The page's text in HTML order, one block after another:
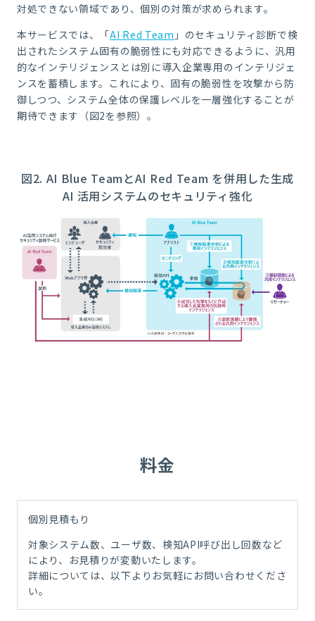
対処できない領域であり、個別の対策が求められます。
本サービスでは、「AI Red Team 」のセキュリティ診断で検
出されたシステム固有の脆弱性にも対応できるように、汎用
的なインテリジェンスとは別に導入企業専用のインテリジェ
ンスを蓄積します。これにより、固有の脆弱性を攻撃から防
御しつつ、システム全体の保護レベルを一層強化することが
期待できます（図2を参照）。
図2. AI Blue TeamとAI Red Team を併用した生成
AI 活用システムのセキュリティ強化
料金
個別見積もり
対象システム数、ユーザ数、検知API呼び出し回数など
により、お見積りが変動いたします。
詳細については、以下よりお気軽にお問い合わせくださ
い。